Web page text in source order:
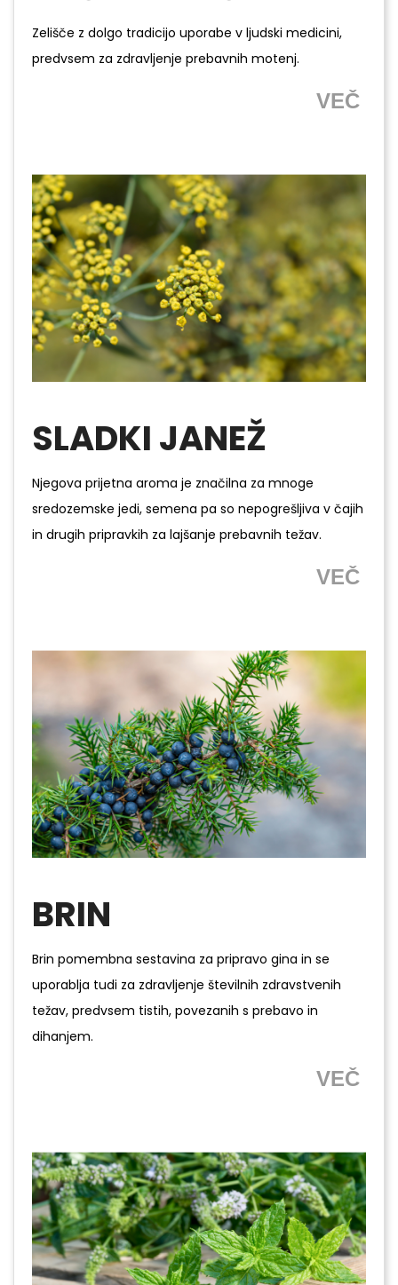
Zelišče z dolgo tradicijo uporabe v ljudski medicini,
predvsem za zdravljenje prebavnih motenj.
VEČ
SLADKI JANEŽ
Njegova prijetna aroma je značilna za mnoge
sredozemske jedi, semena pa so nepogrešljiva v čajih
in drugih pripravkih za lajšanje prebavnih težav.
VEČ
BRIN
Brin pomembna sestavina za pripravo gina in se
uporablja tudi za zdravljenje številnih zdravstvenih
težav, predvsem tistih, povezanih s prebavo in
dihanjem.
VEČ